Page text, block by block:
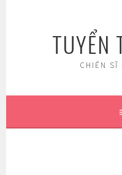
TUYỂN
CHIẾN SĨ